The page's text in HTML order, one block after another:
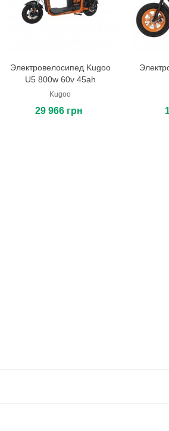
В корзину
Электровелосипед Kugoo
U5 800w 60v 45ah
Kugoo
29 966 грн